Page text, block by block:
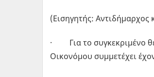
(Εισηγητής: Αντιδήμαρχος
· Για το συγκεκριμένο
Οικονόμου συμμετέχει